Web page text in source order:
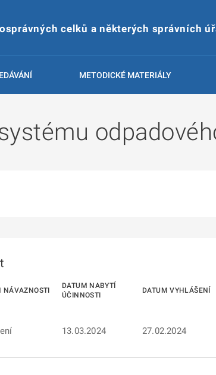
celků a některých správních
METODICKÉ MATERIÁLY
NÁVAZNOSTI
DATUM NABYTÍ
ÚČINNOSTI
DATUM VYHLÁŠENÍ
13.03.2024 27.02.2024